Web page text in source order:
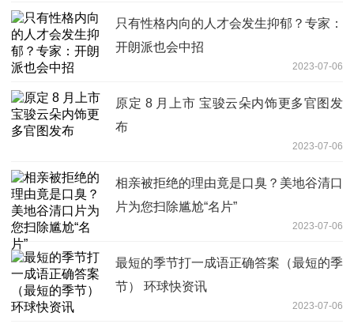
只有性格内向的人才会发生抑郁？专家：
开朗派也会中招
2023-07-06
原定 8 月上市 宝骏云朵内饰更多官图发
布
2023-07-06
相亲被拒绝的理由竟是口臭？美地谷清口
片为您扫除尴尬“名片”
2023-07-06
最短的季节打一成语正确答案（最短的季
节） 环球快资讯
2023-07-06